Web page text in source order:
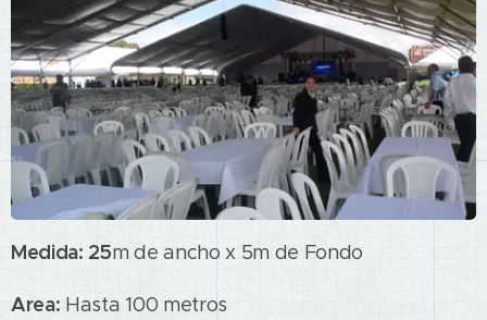
Medida: 25m de ancho x 5m de Fondo
Area: Hasta 100 metros